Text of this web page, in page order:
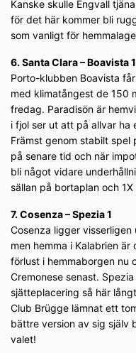
Kanske skulle Engvall
för det här kommer bli
som vanligt för
6. Santa Clara – Boavista 1
Porto-klubben Boavista
med klimatångest de 150
fredag. Paradisön är
i fjol ser ut att på allvar ha
Främst genom stabilt
på senare tid och när
bli något vidare
sällan på bortaplan och
7. Cosenza – Spezia 1
Cosenza ligger
men hemma i Kalabrien
förlust i hemmaborgen nu
Cremonese senast.
sjätteplacering så här
Club Brügge lämnat ett
bättre version av sig själv
valet!